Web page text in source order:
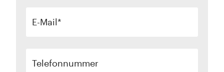
E-Mail
Telefonnummer